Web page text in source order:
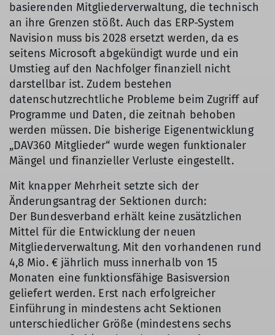
basierenden Mitgliederverwaltung, die technisch
an ihre Grenzen stößt. Auch das ERP-System
Navision muss bis 2028 ersetzt werden, da es
seitens Microsoft abgekündigt wurde und ein
Umstieg auf den Nachfolger finanziell nicht
darstellbar ist. Zudem bestehen
datenschutzrechtliche Probleme beim Zugriff auf
Programme und Daten, die zeitnah behoben
werden müssen. Die bisherige Eigenentwicklung
„DAV360 Mitglieder“ wurde wegen funktionaler
Mängel und finanzieller Verluste eingestellt.
Mit knapper Mehrheit setzte sich der
Änderungsantrag der Sektionen durch:
Der Bundesverband erhält keine zusätzlichen
Mittel für die Entwicklung der neuen
Mitgliederverwaltung. Mit den vorhandenen rund
4,8 Mio. € jährlich muss innerhalb von 15
Monaten eine funktionsfähige Basisversion
geliefert werden. Erst nach erfolgreicher
Einführung in mindestens acht Sektionen
unterschiedlicher Größe (mindestens sechs